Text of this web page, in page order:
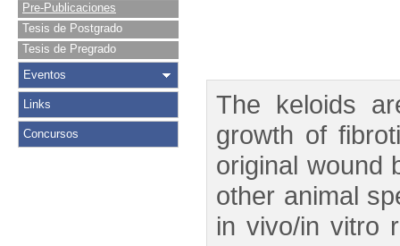
Pre-Publicaciones
Tesis de Postgrado
Tesis de Pregrado
Eventos
Links
Concursos
The keloids
growth of
original wound
other animal
in vivo/in vitro